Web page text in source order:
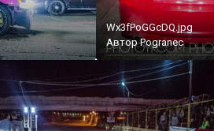
Wx3fPoGGcDQ.jpg
АвторPogranec